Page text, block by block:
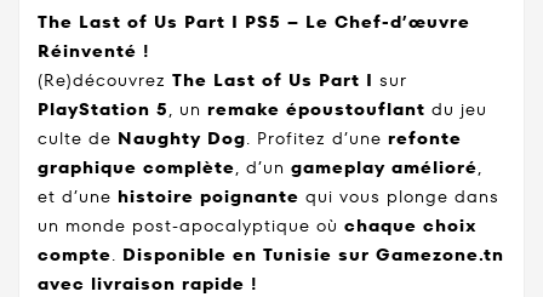
The Last of Us Part I PS5 – Le Chef-d’œuvre
Réinventé !
(Re)découvrez The Last of Us Part I sur
PlayStation 5, un remake époustouflant du jeu
culte de Naughty Dog. Profitez d’une refonte
graphique complète, d’un gameplay amélioré,
et d’une histoire poignante qui vous plonge dans
un monde post-apocalyptique où chaque choix
compte. Disponible en Tunisie sur Gamezone.tn
avec livraison rapide !